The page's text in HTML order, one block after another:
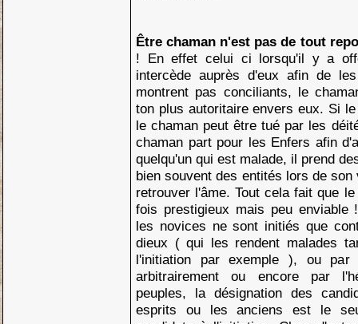
Être chaman n'est pas de tout
! En effet celui ci lorsqu'il y a
intercède auprès d'eux afin de
montrent pas conciliants, le
ton plus autoritaire envers eux. Si
le chaman peut être tué par les
chaman part pour les Enfers afin
quelqu'un qui est malade, il prend
bien souvent des entités lors de
retrouver l'âme. Tout cela fait que
fois prestigieux mais peu enviable
les novices ne sont initiés que
dieux ( qui les rendent malades
l'initiation par exemple ), ou
arbitrairement ou encore par
peuples, la désignation des
esprits ou les anciens est le